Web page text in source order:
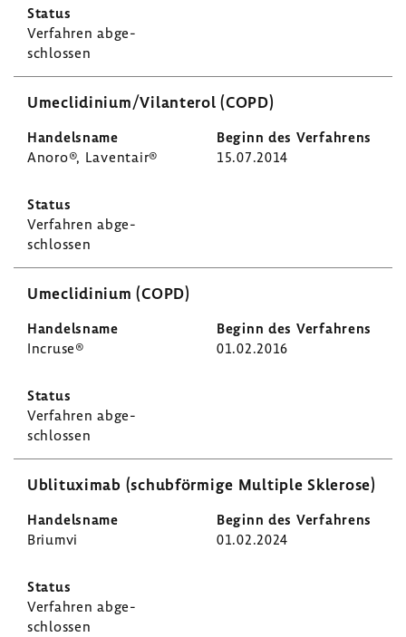
Verfahren abge­
schlossen
Umecli­di­nium/Vilan­terol (COPD)
Anoro®, Laven­tair® 15.07.2014
Verfahren abge­
schlossen
Umecli­di­nium (COPD)
Incruse® 01.02.2016
Verfahren abge­
schlossen
Ubli­tu­ximab (schub­för­mige Multiple Skle­rose)
Briumvi 01.02.2024
Verfahren abge­
schlossen